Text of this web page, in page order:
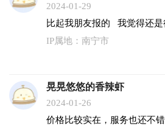
2024-01-29
比起我朋友报的 我觉得还是
IP属地：南宁市
晃晃悠悠的香辣虾
2024-01-26
价格比较实在，服务也还不